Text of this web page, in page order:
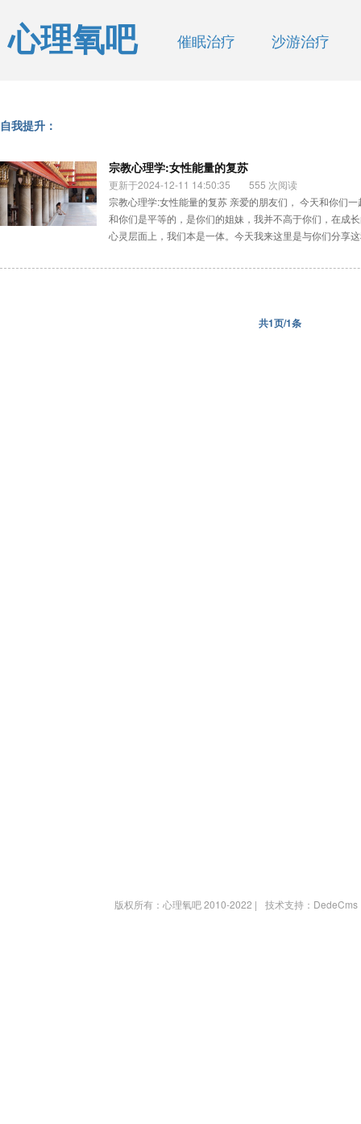
心理氧吧 催眠治疗 沙游治疗
自我提升：
宗教心理学:女性能量的复苏
更新于2024-12-11 14:50:35
555 次阅读
宗教心理学:女性能量的复苏 亲爱的朋友们， 今天和你们
和你们是平等的，是你们的姐妹，我并不高于你们，在成
心灵层面上，我们本是一体。今天我来这里是与你们分享
共1页/1条
版权所有：心理氧吧 2010-2022 | 技术支持：DedeCms